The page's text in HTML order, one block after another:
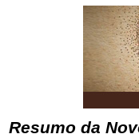
Resumo da